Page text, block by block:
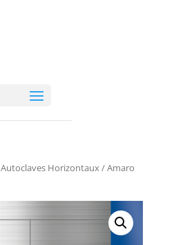
Autoclaves Horizontaux/ Amaro